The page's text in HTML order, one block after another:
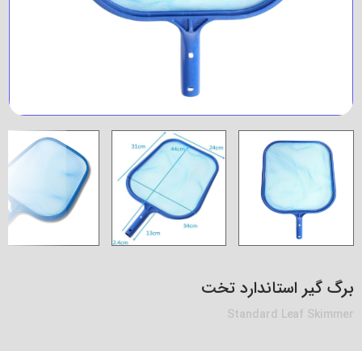
برگ گیر استاندارد تخت
Standard Leaf Skimmer